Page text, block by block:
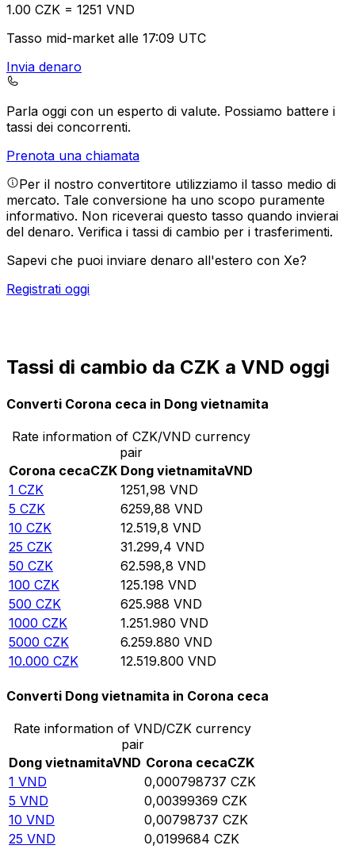
1.00 CZK = 1251 VND
Tasso mid-market alle 17:09 UTC
Invia denaro
Parla oggi con un esperto di valute. Possiamo battere i
tassi dei concorrenti.
Prenota una chiamata
Per il nostro convertitore utilizziamo il tasso medio di
mercato. Tale conversione ha uno scopo puramente
informativo. Non riceverai questo tasso quando invierai
del denaro. Verifica i tassi di cambio per i trasferimenti.
Sapevi che puoi inviare denaro all'estero con Xe?
Registrati oggi
Tassi di cambio da CZK a VND oggi
Converti Corona ceca in Dong vietnamita
Rate information of CZK/VND currency
pair
Corona cecaCZK Dong vietnamitaVND
1 CZK 1251,98 VND
5 CZK 6259,88 VND
10 CZK 12.519,8 VND
25 CZK 31.299,4 VND
50 CZK 62.598,8 VND
100 CZK 125.198 VND
500 CZK 625.988 VND
1000 CZK 1.251.980 VND
5000 CZK 6.259.880 VND
10.000 CZK 12.519.800 VND
Converti Dong vietnamita in Corona ceca
Rate information of VND/CZK currency
pair
Dong vietnamitaVND Corona cecaCZK
1 VND 0,000798737 CZK
5 VND 0,00399369 CZK
10 VND 0,00798737 CZK
25 VND 0,0199684 CZK